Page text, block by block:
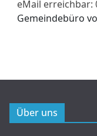
Über uns